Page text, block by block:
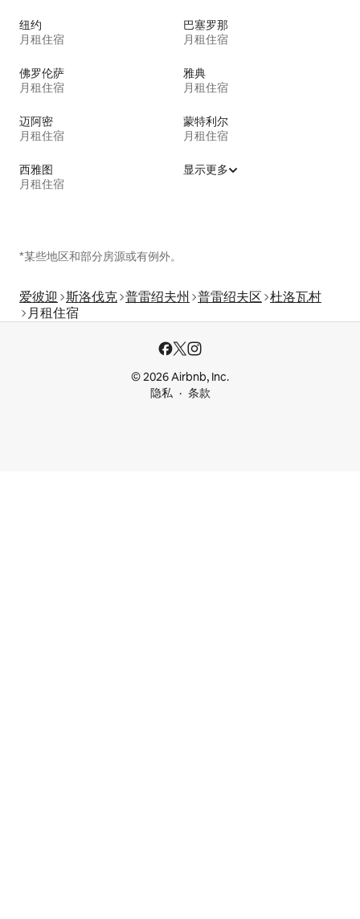
纽约
月租住宿
巴塞罗那
月租住宿
佛罗伦萨
月租住宿
雅典
月租住宿
迈阿密
月租住宿
蒙特利尔
月租住宿
西雅图
月租住宿
显示更多
*某些地区和部分房源或有例外。
爱彼迎 斯洛伐克 普雷绍夫州 普雷绍夫区 杜洛瓦村
月租住宿
© 2026 Airbnb, Inc.
隐私
条款